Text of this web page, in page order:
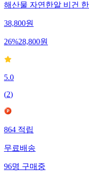
해산물 자연한알 비건
38,800원
26%28,800원
5.0
(2)
864 적립
무료배송
96명 구매중